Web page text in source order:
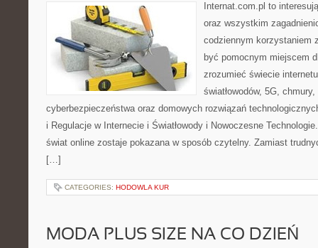
Internat.com.pl to
oraz wszystkim
codziennym korzystaniem
być pomocnym miejscem
zrozumieć świecie
światłowodów, 5G,
cyberbezpieczeństwa oraz domowych rozwiązań
i Regulacje w Internecie i Światłowody i Nowoczesne
świat online zostaje pokazana w sposób czytelny. Zamiast
[…]
CATEGORIES: HODOWLA KUR
MODA PLUS SIZE NA CO DZIEŃ